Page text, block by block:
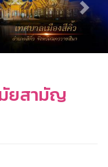
Next
ยสามัญ